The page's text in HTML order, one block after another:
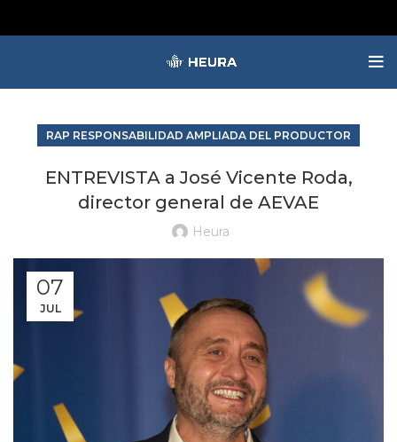
RAP RESPONSABILIDAD AMPLIADA DEL PRODUCTOR
ENTREVISTA a José Vicente Roda,
director general de AEVAE
Heura
07
JUL